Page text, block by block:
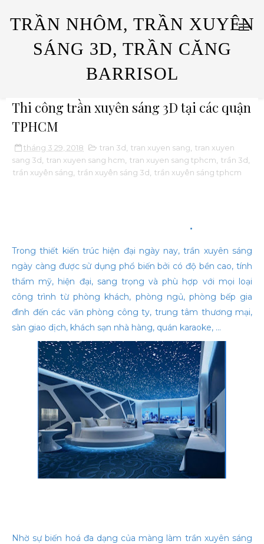
TRẦN NHÔM, TRẦN XUYÊN
SÁNG 3D, TRẦN CĂNG
BARRISOL
Thi công trần xuyên sáng 3D tại các quận
TPHCM
tháng 3 29, 2018 tran 3d tran xuyen sang tran xuyen
sang 3d tran xuyen sang hcm tran xuyen sang tphcm trần 3d
trần xuyên sáng trần xuyên sáng 3d trần xuyên sáng tphcm
.
Trong thiết kiến trúc hiện đại ngày nay, trần xuyên sáng
ngày càng được sử dụng phổ biến bởi có độ bền cao, tính
thẩm mỹ, hiện đại, sang trọng và phù hợp với mọi loại
công trình từ phòng khách, phòng ngủ, phòng bếp gia
đình đến các văn phòng công ty, trung tâm thương mại,
sàn giao dịch, khách sạn nhà hàng, quán karaoke, ...
Nhờ sự biến hoá đa dạng của màng làm trần xuyên sáng